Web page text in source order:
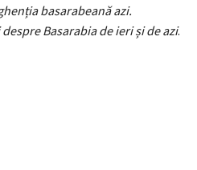
basarabeană azi.
Basarabia de ieri și de azi.